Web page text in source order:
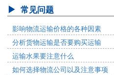
常见问题
影响物流运输价格的各种因素
分析货物运输是否要购买运输
运输水果要注意什么
如何选择物流公司以及注意事项